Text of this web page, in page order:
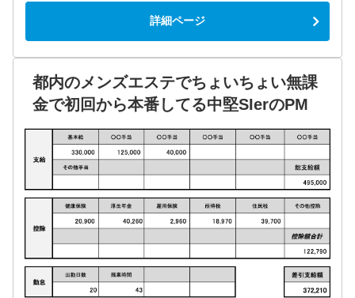
詳細ページ
都内のメンズエステでちょいちょい無課
金で初回から本番してる中堅SIerのPM